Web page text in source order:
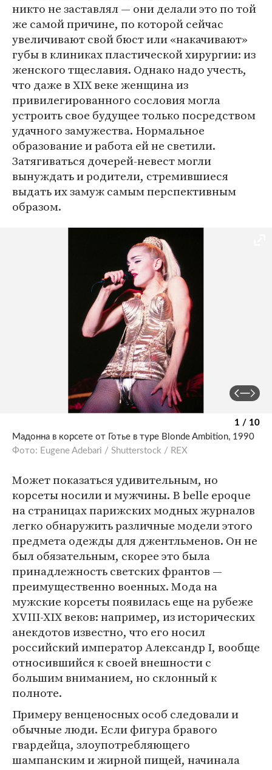
никто не заставлял — они делали это по той
же самой причине, по которой сейчас
увеличивают свой бюст или «накачивают»
губы в клиниках пластической хирургии: из
женского тщеславия. Однако надо учесть,
что даже в XIX веке женщина из
привилегированного сословия могла
устроить свое будущее только посредством
удачного замужества. Нормальное
образование и работа ей не светили.
Затягиваться дочерей-невест могли
вынуждать и родители, стремившиеся
выдать их замуж самым перспективным
образом.
1 / 10
Мадонна в корсете от Готье в туре Blonde Ambition, 1990
Фото: Eugene Adebari / Shutterstock / REX
Может показаться удивительным, но
корсеты носили и мужчины. В belle epoque
на страницах парижских модных журналов
легко обнаружить различные модели этого
предмета одежды для джентльменов. Он не
был обязательным, скорее это была
принадлежность светских франтов —
преимущественно военных. Мода на
мужские корсеты появилась еще на рубеже
XVIII-XIX веков: например, из исторических
анекдотов известно, что его носил
российский император Александр I, вообще
относившийся к своей внешности с
большим вниманием, но склонный к
полноте.
Примеру венценосных особ следовали и
обычные люди. Если фигура бравого
гвардейца, злоупотребляющего
шампанским и жирной пищей, начинала